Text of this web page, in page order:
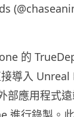
的
導入
部應用程式